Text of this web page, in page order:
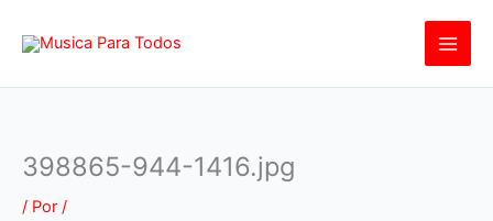
398865-944-1416.jpg
/ Por /